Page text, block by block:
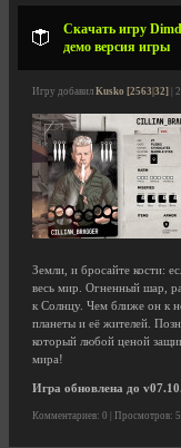
Скачать игру
демо версия игры
Игру добавил Kusko [2563|32] |
Земли, и бросайте кости:
весь мир. Огненный шар,
к Солнцу. Чем ближе он к
планеты и её жителей.
который любой ценой
мира!
Игра обновлена до
Комментариев: 0 | Просмотров: